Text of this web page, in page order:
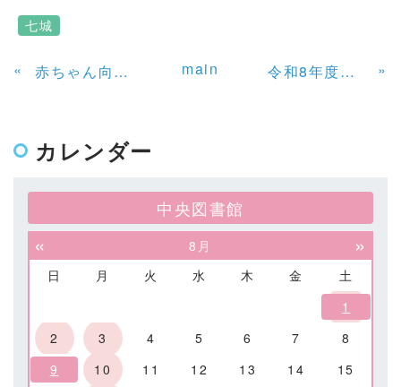
七城
« 赤ちゃん向けおはなし会 おはなしの部屋 main 令和8年度にほんご教室（きょうしつ） 2学期（がっき）の日程（にってい） »
カレンダー
中央図書館
« 8月 »
日 月 火 水 木 金
土
1
2
3 4 5 6 7
8
9
10 11 12 13 14
15